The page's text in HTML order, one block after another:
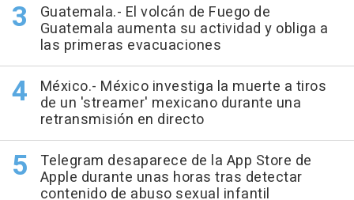
Guatemala.- El volcán de Fuego de
Guatemala aumenta su actividad y obliga a
las primeras evacuaciones
México.- México investiga la muerte a tiros
de un 'streamer' mexicano durante una
retransmisión en directo
Telegram desaparece de la App Store de
Apple durante unas horas tras detectar
contenido de abuso sexual infantil